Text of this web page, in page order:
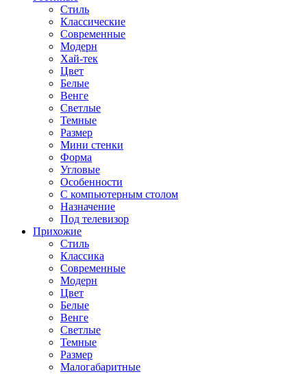
Стиль
Классические
Современные
Модерн
Хай-тек
Цвет
Белые
Венге
Светлые
Темные
Размер
Мини стенки
Форма
Угловые
Особенности
С компьютерным столом
Назначение
Под телевизор
Прихожие
Стиль
Классика
Современные
Модерн
Цвет
Белые
Венге
Светлые
Темные
Размер
Малогабаритные